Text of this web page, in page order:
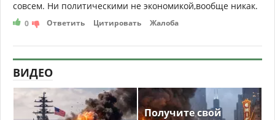
совсем. Ни политическими не экономикой,вообще никак.
0 Ответить Цитировать Жалоба
ВИДЕО
Получите свой